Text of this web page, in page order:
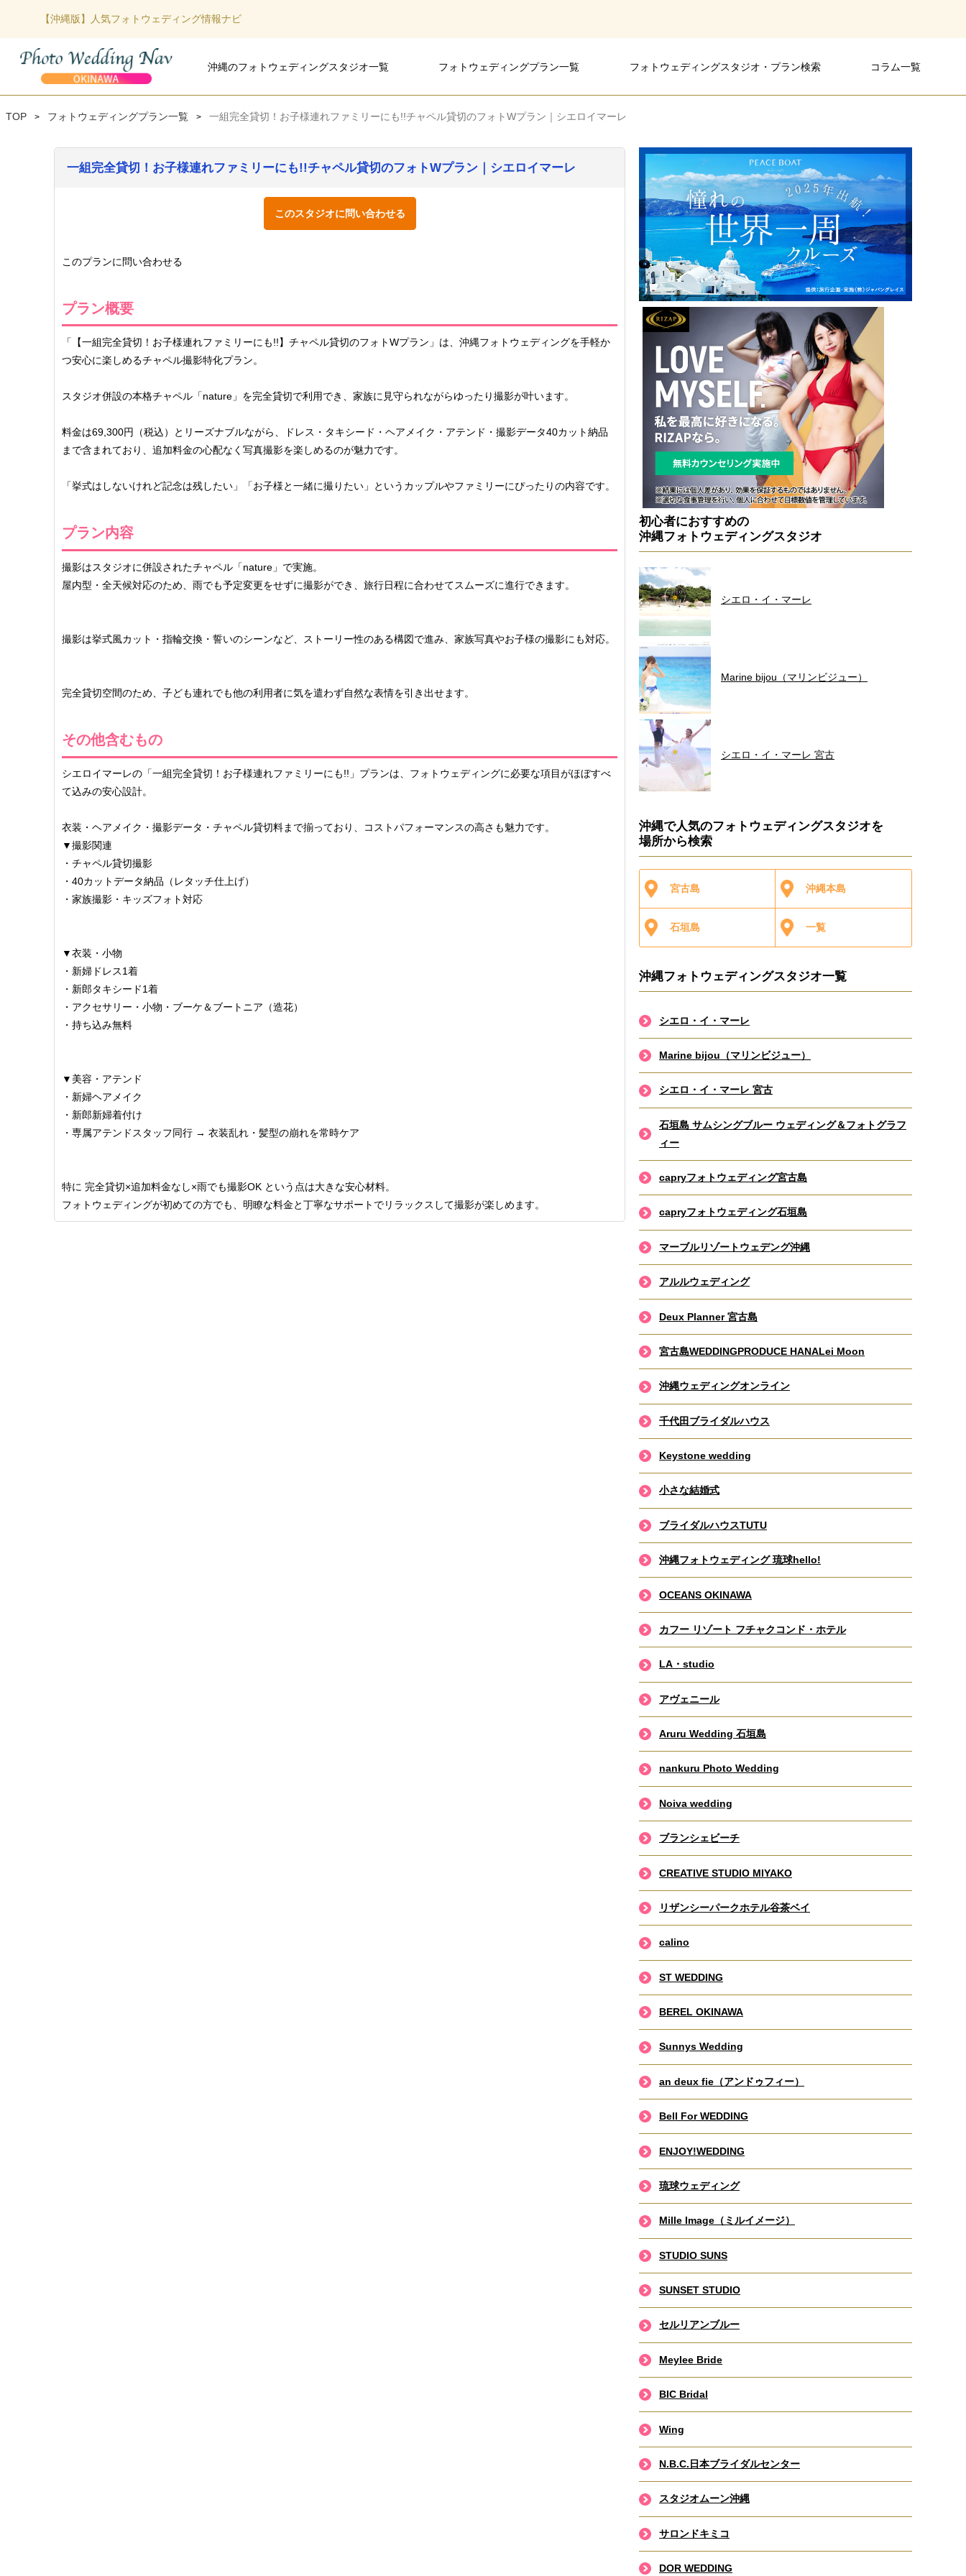
【沖縄版】人気フォトウェディング情報ナビ
沖縄のフォトウェディングスタジオ一覧
フォトウェディングプラン一覧 フォトウェディングスタジオ・プラン検索 コラム一覧
TOP > フォトウェディングプラン一覧 > 一組完全貸切！お子様連れファミリーにも!!チャペル貸切のフォトWプラン｜シエロイマーレ
一組完全貸切！お子様連れファミリーにも!!チャペル貸切のフォトWプラン｜シエロイマーレ
このスタジオに問い合わせる
このプランに問い合わせる
プラン概要
「【一組完全貸切！お子様連れファミリーにも!!】チャペル貸切のフォトWプラン」は、沖縄フォトウェディングを手軽か
つ安心に楽しめるチャペル撮影特化プラン。
スタジオ併設の本格チャペル「nature」を完全貸切で利用でき、家族に見守られながらゆったり撮影が叶います。
料金は69,300円（税込）とリーズナブルながら、ドレス・タキシード・ヘアメイク・アテンド・撮影データ40カット納品
まで含まれており、追加料金の心配なく写真撮影を楽しめるのが魅力です。
「挙式はしないけれど記念は残したい」「お子様と一緒に撮りたい」というカップルやファミリーにぴったりの内容です。
プラン内容
撮影はスタジオに併設されたチャペル「nature」で実施。
屋内型・全天候対応のため、雨でも予定変更をせずに撮影ができ、旅行日程に合わせてスムーズに進行できます。
撮影は挙式風カット・指輪交換・誓いのシーンなど、ストーリー性のある構図で進み、家族写真やお子様の撮影にも対応。
完全貸切空間のため、子ども連れでも他の利用者に気を遣わず自然な表情を引き出せます。
その他含むもの
シエロイマーレの「一組完全貸切！お子様連れファミリーにも!!」プランは、フォトウェディングに必要な項目がほぼすべ
て込みの安心設計。
衣装・ヘアメイク・撮影データ・チャペル貸切料まで揃っており、コストパフォーマンスの高さも魅力です。
▼撮影関連
・チャペル貸切撮影
・40カットデータ納品（レタッチ仕上げ）
・家族撮影・キッズフォト対応
▼衣装・小物
・新婦ドレス1着
・新郎タキシード1着
・アクセサリー・小物・ブーケ＆ブートニア（造花）
・持ち込み無料
▼美容・アテンド
・新婦ヘアメイク
・新郎新婦着付け
・専属アテンドスタッフ同行 → 衣装乱れ・髪型の崩れを常時ケア
特に 完全貸切×追加料金なし×雨でも撮影OK という点は大きな安心材料。
フォトウェディングが初めての方でも、明瞭な料金と丁寧なサポートでリラックスして撮影が楽しめます。
初心者におすすめの
沖縄フォトウェディングスタジオ
シエロ・イ・マーレ
Marine bijou（マリンビジュー）
シエロ・イ・マーレ 宮古
沖縄で人気のフォトウェディングスタジオを
場所から検索
宮古島 沖縄本島
石垣島 一覧
沖縄フォトウェディングスタジオ一覧
シエロ・イ・マーレ
Marine bijou（マリンビジュー）
シエロ・イ・マーレ 宮古
石垣島 サムシングブルー ウェディング＆フォトグラフ
ィー
capryフォトウェディング宮古島
capryフォトウェディング石垣島
マーブルリゾートウェデング沖縄
アルルウェディング
Deux Planner 宮古島
宮古島WEDDINGPRODUCE HANALei Moon
沖縄ウェディングオンライン
千代田ブライダルハウス
Keystone wedding
小さな結婚式
ブライダルハウスTUTU
沖縄フォトウェディング 琉球hello!
OCEANS OKINAWA
カフー リゾート フチャクコンド・ホテル
LA・studio
アヴェニール
Aruru Wedding 石垣島
nankuru Photo Wedding
Noiva wedding
ブランシェビーチ
CREATIVE STUDIO MIYAKO
リザンシーパークホテル谷茶ベイ
calino
ST WEDDING
BEREL OKINAWA
Sunnys Wedding
an deux fie（アンドゥフィー）
Bell For WEDDING
ENJOY!WEDDING
琉球ウェディング
Mille Image（ミルイメージ）
STUDIO SUNS
SUNSET STUDIO
セルリアンブルー
Meylee Bride
BIC Bridal
Wing
N.B.C.日本ブライダルセンター
スタジオムーン沖縄
サロンドキミコ
DOR WEDDING